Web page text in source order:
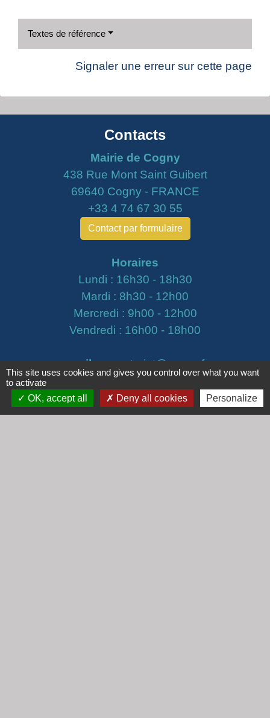
Textes de référence
Signaler une erreur sur cette page
Contacts
Mairie de Cogny
438 Rue Mont Saint Guibert
69640 Cogny - FRANCE
+33 4 74 67 30 55
Contact par formulaire
Horaires
Lundi : 16h30 - 18h30
Mardi : 8h30 - 12h00
Mercredi : 9h00 - 12h00
Vendredi : 16h00 - 18h00
email :secretariat@cogny.fr
Liens
This site uses cookies and gives you control over what you want
to activate
OK, accept all
Deny all cookies Personalize